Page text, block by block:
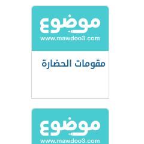
مقومات الحضارة